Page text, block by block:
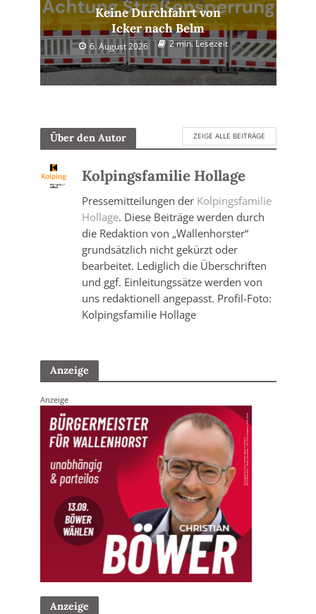
Keine Durchfahrt von
Icker nach Belm
6. August 2026 2 min. Lesezeit
Über den Autor ZEIGE ALLE BEITRÄGE
Kolpingsfamilie Hollage
Pressemitteilungen der Kolpingsfamilie
Hollage. Diese Beiträge werden durch
die Redaktion von „Wallenhorster“
grundsätzlich nicht gekürzt oder
bearbeitet. Lediglich die Überschriften
und ggf. Einleitungssätze werden von
uns redaktionell angepasst. Profil-Foto:
Kolpingsfamilie Hollage
Anzeige
Anzeige
Anzeige